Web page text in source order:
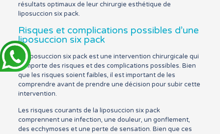
résultats optimaux de leur chirurgie esthétique de
liposuccion six pack.
Risques et complications possibles d’une
liposuccion six pack
La liposuccion six pack est une intervention chirurgicale qui
comporte des risques et des complications possibles. Bien
que les risques soient faibles, il est important de les
comprendre avant de prendre une décision pour subir cette
intervention.
Les risques courants de la liposuccion six pack
comprennent une infection, une douleur, un gonflement,
des ecchymoses et une perte de sensation. Bien que ces